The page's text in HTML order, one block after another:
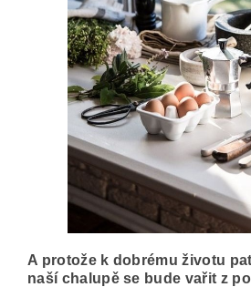
A protože k dobrému životu
naší chalupě se bude vařit z